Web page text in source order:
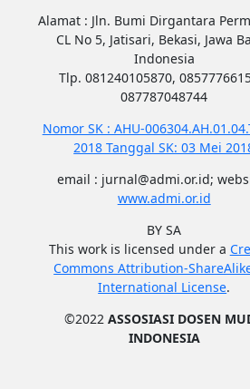
Alamat : Jln. Bumi Dirgantara
CL No 5, Jatisari, Bekasi, Jawa
Indonesia
Tlp. 081240105870,
087787048744
Nomor SK : AHU-
2018 Tanggal SK: 03 Mei
email : jurnal@admi.or.id;
www.admi.or.id
BY SA
This work is licensed under a
Commons Attribution-
International License.
©2022 ASSOSIASI DOSEN
INDONESIA